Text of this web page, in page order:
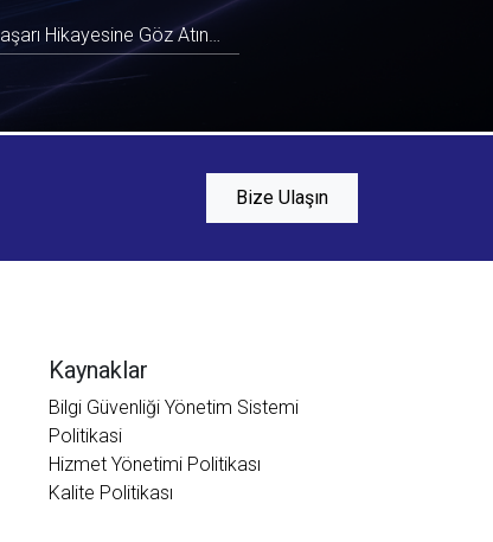
Hikayesine Göz Atın…
Bize Ulaşın
Kaynaklar
Bilgi Güvenliği Yönetim Sistemi
Politikasi
Hizmet Yönetimi Politikası
Kalite Politikası
Mayasoft Assistant